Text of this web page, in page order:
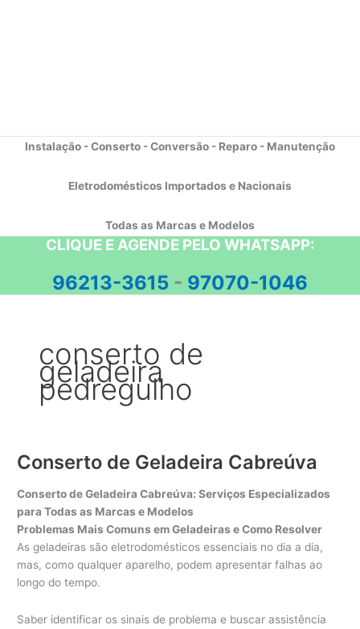
Instalação - Conserto - Conversão - Reparo - Manutenção
Eletrodomésticos Importados e Nacionais
Todas as Marcas e Modelos
CLIQUE E AGENDE PELO WHATSAPP:
96213-3615 - 97070-1046
conserto de
geladeira
pedregulho
Conserto de Geladeira Cabreúva
Conserto de Geladeira Cabreúva: Serviços Especializados
para Todas as Marcas e Modelos
Problemas Mais Comuns em Geladeiras e Como Resolver
As geladeiras são eletrodomésticos essenciais no dia a dia,
mas, como qualquer aparelho, podem apresentar falhas ao
longo do tempo.
Saber identificar os sinais de problema e buscar assistência